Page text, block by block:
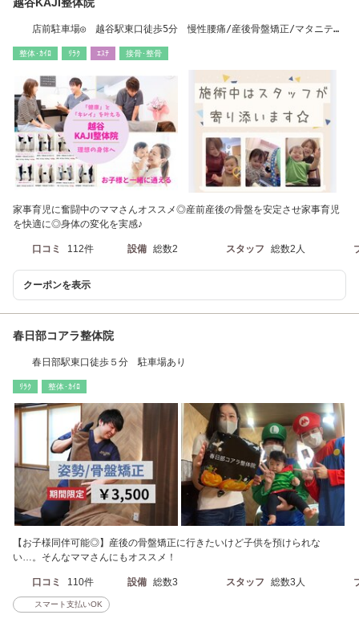
越谷KAJI整体院
店前駐車場◎ 越谷駅東口徒歩5分 慢性腰痛/産後骨盤矯正/マタニティ
整体･ｶｲﾛ ﾘﾗｸ ｴｽﾃ 接骨･整骨
家事育児に奮闘中のママさんオススメ◎産前産後の骨盤を安定させ家事育児
を快適に◎身体の変化を実感♪
口コミ 112件 設備 総数2 スタッフ 総数2人
クーポンを表示
春日部コアラ整体院
春日部駅東口徒歩５分 駐車場あり
ﾘﾗｸ 整体･ｶｲﾛ
【お子様同伴可能◎】産後の骨盤矯正に行きたいけど子供を預けられな
い…。そんなママさんにもオススメ！
口コミ 110件 設備 総数3 スタッフ 総数3人
スマート支払いOK